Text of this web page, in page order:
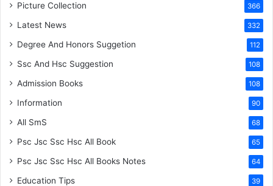
Picture Collection 366
Latest News 332
Degree And Honors Suggetion 112
Ssc And Hsc Suggestion 108
Admission Books 108
Information 90
All SmS 68
Psc Jsc Ssc Hsc All Book 65
Psc Jsc Ssc Hsc All Books Notes 64
Education Tips 39